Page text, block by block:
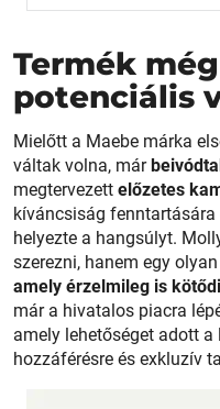
Termék
potenciális
Mielőtt a Maebe márka
váltak volna, már
megtervezett előzetes
kíváncsiság
helyezte a hangsúlyt.
szerezni, hanem egy olyan
amely érzelmileg is
már a hivatalos piacra
amely lehetőséget adott
hozzáférésre és exkluzív